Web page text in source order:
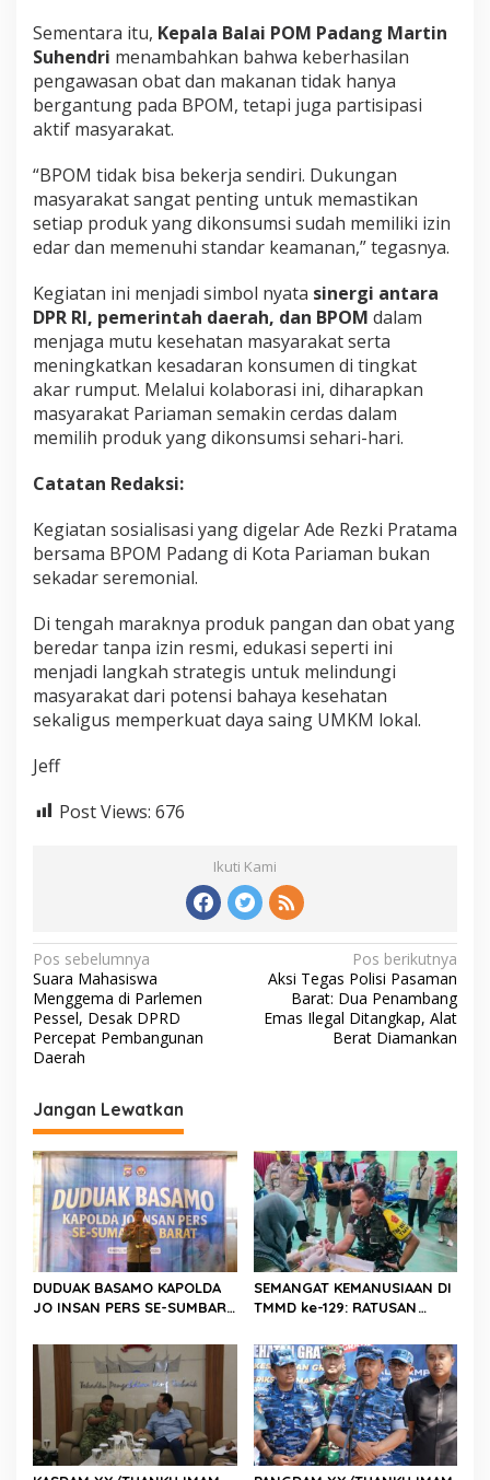
Sementara itu, Kepala Balai POM Padang Martin
Suhendri menambahkan bahwa keberhasilan
pengawasan obat dan makanan tidak hanya
bergantung pada BPOM, tetapi juga partisipasi
aktif masyarakat.
“BPOM tidak bisa bekerja sendiri. Dukungan
masyarakat sangat penting untuk memastikan
setiap produk yang dikonsumsi sudah memiliki izin
edar dan memenuhi standar keamanan,” tegasnya.
Kegiatan ini menjadi simbol nyata sinergi antara
DPR RI, pemerintah daerah, dan BPOM dalam
menjaga mutu kesehatan masyarakat serta
meningkatkan kesadaran konsumen di tingkat
akar rumput. Melalui kolaborasi ini, diharapkan
masyarakat Pariaman semakin cerdas dalam
memilih produk yang dikonsumsi sehari-hari.
Catatan Redaksi:
Kegiatan sosialisasi yang digelar Ade Rezki Pratama
bersama BPOM Padang di Kota Pariaman bukan
sekadar seremonial.
Di tengah maraknya produk pangan dan obat yang
beredar tanpa izin resmi, edukasi seperti ini
menjadi langkah strategis untuk melindungi
masyarakat dari potensi bahaya kesehatan
sekaligus memperkuat daya saing UMKM lokal.
Jeff
Post Views: 676
Ikuti Kami
N
a
v
i
a
s
i
p
o
s
Pos sebelumnya
Suara Mahasiswa
Menggema di Parlemen
Pessel, Desak DPRD
Percepat Pembangunan
Daerah
Pos berikutnya
Aksi Tegas Polisi Pasaman
Barat: Dua Penambang
Emas Ilegal Ditangkap, Alat
Berat Diamankan
Jangan Lewatkan
DUDUAK BASAMO KAPOLDA
JO INSAN PERS SE-SUMBAR,
Abadhy Dorong Kolaborasi
Polri dan Media Demi
Kepentingan Masyarakat
SEMANGAT KEMANUSIAAN DI
TMMD ke-129: RATUSAN
KEBUTUHAAN STOK DARAH